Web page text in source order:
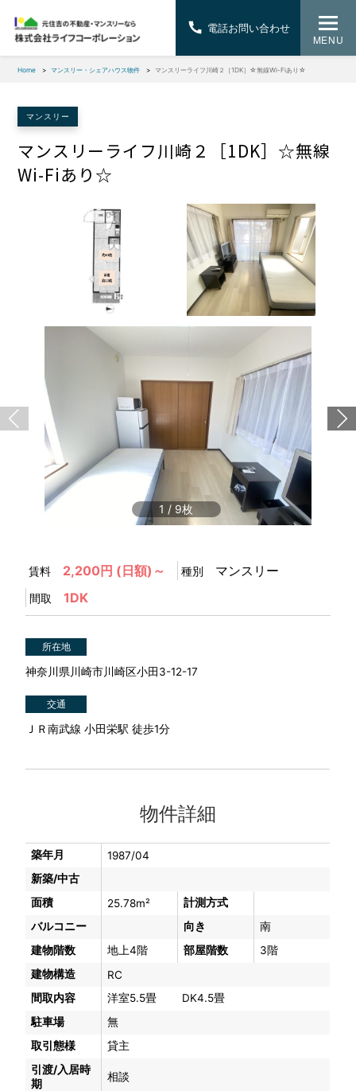
MENU
Home マンスリー・シェアハウス物件 マンスリーライフ川崎２［1DK］☆無線Wi-Fiあり☆
マンスリー
マンスリーライフ川崎２［1DK］☆無線
Wi-Fiあり☆
1 / 9
賃料 2,200円 (日額)～ 種別 マンスリー
間取 1DK
所在地
神奈川県川崎市川崎区小田3-12-17
交通
ＪＲ南武線 小田栄駅 徒歩1分
物件詳細
築年月
1987/04
新築/中古
面積
25.78m²
計測方式
バルコニー
向き
南
建物階数
地上4階 部屋階数
3階
建物構造
RC
間取内容
洋室5.5畳 DK4.5畳
駐車場
無
取引態様
貸主
引渡/入居時
期
相談
電話お問い合わせ